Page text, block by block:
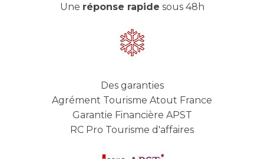
Une réponse rapide sous 48h
Des garanties
Agrément Tourisme Atout France
Garantie Financière APST
RC Pro Tourisme d'affaires